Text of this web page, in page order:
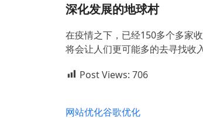
深化发展的地球村
在疫情之下，已经150多个多家
将会让人们更可能多的去寻找收
Post Views: 706
网站优化谷歌优化